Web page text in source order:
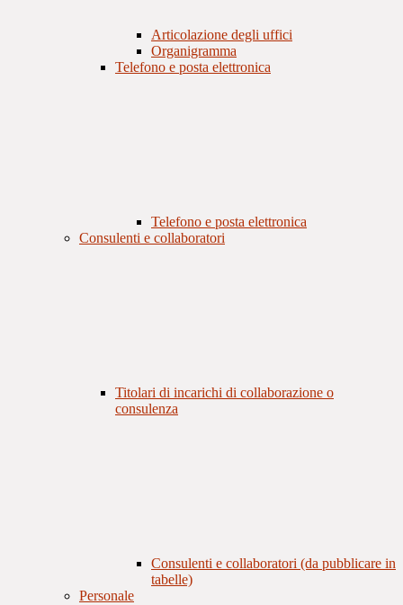
Articolazione degli uffici
Organigramma
Telefono e posta elettronica
Telefono e posta elettronica
Consulenti e collaboratori
Titolari di incarichi di collaborazione o
consulenza
Consulenti e collaboratori (da pubblicare in
tabelle)
Personale